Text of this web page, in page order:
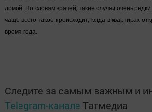
домой. По словам врачей, такие случаи очень
чаще всего такое происходит, когда в квартирах
время года.
Следите за самым важным и
Telegram-канале Татмедиа